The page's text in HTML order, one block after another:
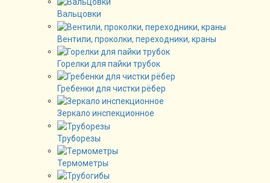
Вальцовки
Вентили, проколки, переходники, краны
Горелки для пайки трубок
Гребенки для чистки рёбер
Зеркало инспекционное
Труборезы
Термометры